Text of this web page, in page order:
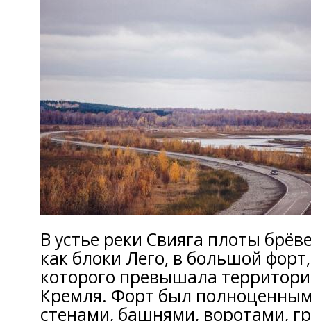
В устье реки Свияга плоты
как блоки Лего, в большой
которого превышала
Кремля. Форт был
стенами, башнями, воротами,